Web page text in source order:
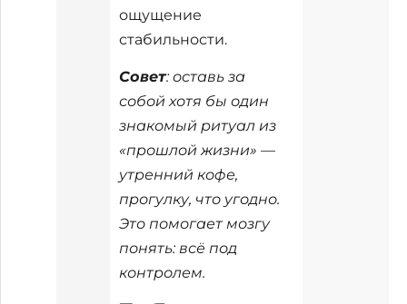
ощущение
стабильности.
Совет: оставь за
собой хотя бы один
знакомый ритуал из
«прошлой жизни» —
утренний кофе,
прогулку, что угодно.
Это помогает мозгу
понять: всё под
контролем.